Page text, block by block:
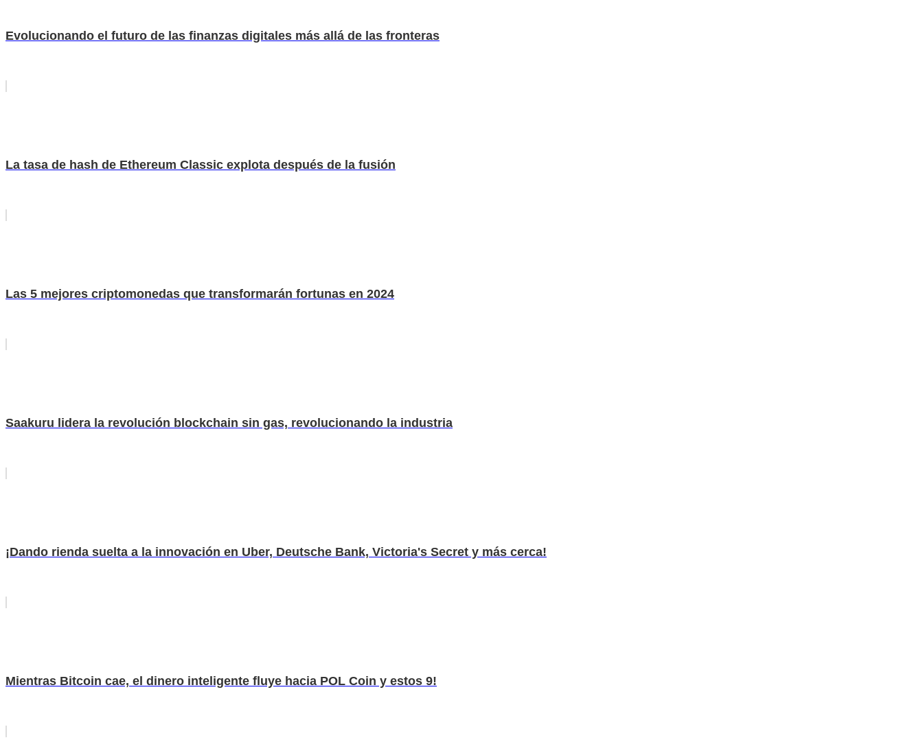
Evolucionando el futuro de las finanzas digitales más allá de las fronteras
La tasa de hash de Ethereum Classic explota después de la fusión
Las 5 mejores criptomonedas que transformarán fortunas en 2024
Saakuru lidera la revolución blockchain sin gas, revolucionando la industria
¡Dando rienda suelta a la innovación en Uber, Deutsche Bank, Victoria's Secret y más cerca!
Mientras Bitcoin cae, el dinero inteligente fluye hacia POL Coin y estos 9!